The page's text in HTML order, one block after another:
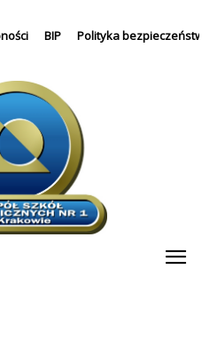
BIP Polityka bezpieczeństwa